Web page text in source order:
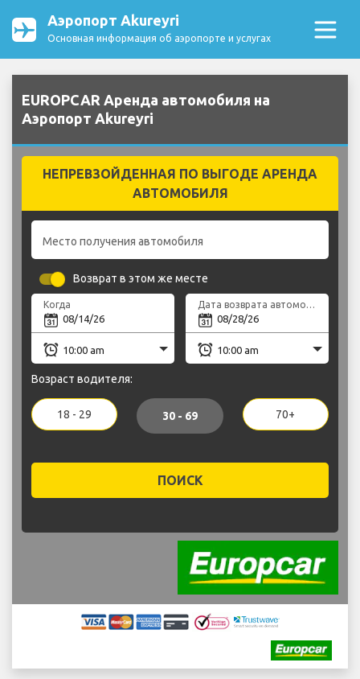
Аэропорт Akureyri
Основная информация об аэропорте и услугах
EUROPCAR Аренда автомобиля на
Аэропорт Akureyri
НЕПРЕВЗОЙДЕННАЯ ПО ВЫГОДЕ АРЕНДА
АВТОМОБИЛЯ
Место получения автомобиля
Возврат в этом же месте
Когда Дата возврата автомобиля
Возраст водителя:
18 - 29 30 - 69 70+
ПОИСК